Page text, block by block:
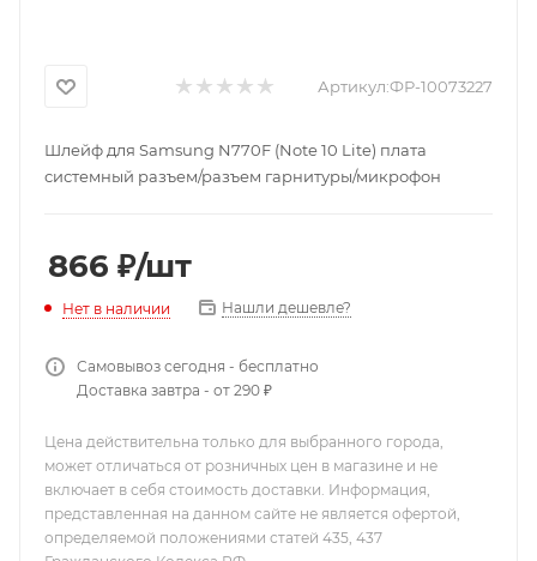
Артикул:ФР-10073227
Шлейф для Samsung N770F (Note 10 Lite) плата
системный разъем/разъем гарнитуры/микрофон
866 ₽/шт
Нет в наличии Нашли дешевле?
Самовывоз сегодня - бесплатно
Доставка завтра - от 290 ₽
Цена действительна только для выбранного города,
может отличаться от розничных цен в магазине и не
включает в себя стоимость доставки. Информация,
представленная на данном сайте не является офертой,
определяемой положениями статей 435, 437